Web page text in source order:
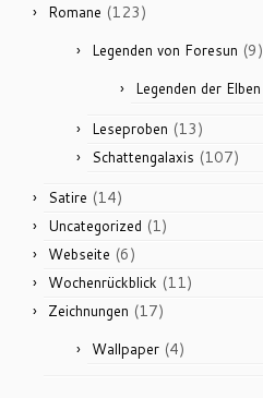
Romane (123)
Legenden von Foresun (9)
Legenden der Elben
Leseproben (13)
Schattengalaxis (107)
Satire (14)
Uncategorized (1)
Webseite (6)
Wochenrückblick (11)
Zeichnungen (17)
Wallpaper (4)